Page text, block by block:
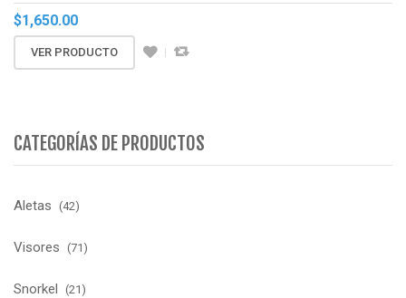
$1,650.00
VER PRODUCTO
CATEGORÍAS DE PRODUCTOS
Aletas (42)
Visores (71)
Snorkel (21)